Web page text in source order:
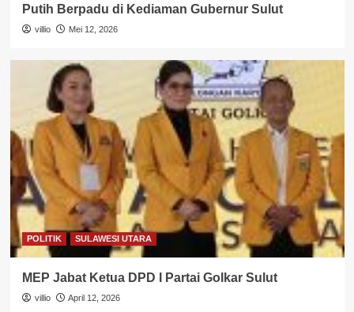
Putih Berpadu di Kediaman Gubernur Sulut
villio Mei 12, 2026
POLITIK SULAWESI UTARA
MEP Jabat Ketua DPD I Partai Golkar Sulut
villio April 12, 2026